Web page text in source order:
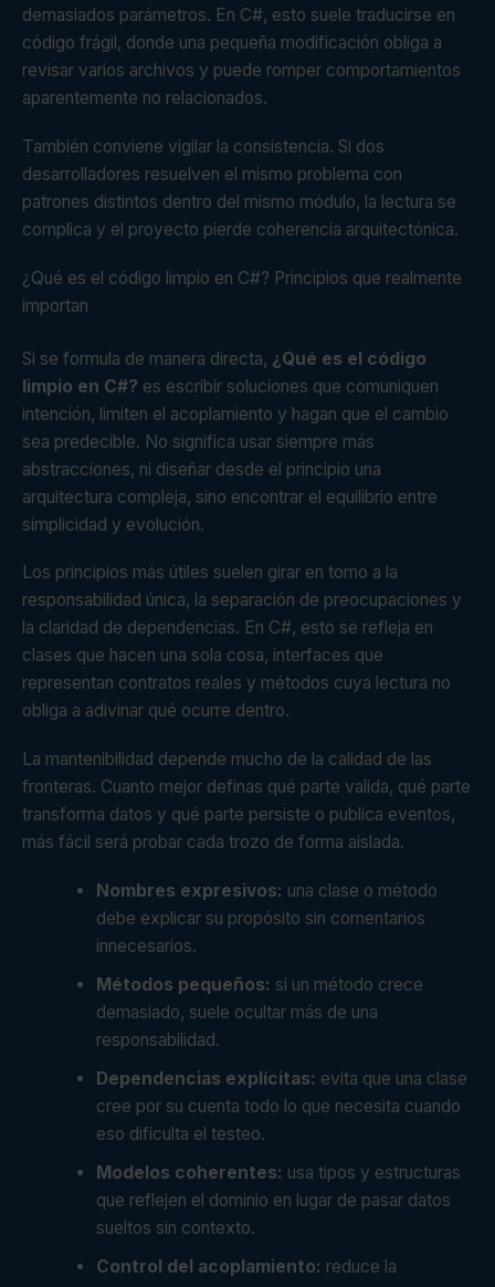
demasiados parámetros. En C#, esto suele traducirse en
código frágil, donde una pequeña modificación obliga a
revisar varios archivos y puede romper comportamientos
aparentemente no relacionados.
También conviene vigilar la consistencia. Si dos
desarrolladores resuelven el mismo problema con
patrones distintos dentro del mismo módulo, la lectura se
complica y el proyecto pierde coherencia arquitectónica.
¿Qué es el código limpio en C#? Principios que realmente
importan
Si se formula de manera directa, ¿Qué es el código
limpio en C#? es escribir soluciones que comuniquen
intención, limiten el acoplamiento y hagan que el cambio
sea predecible. No significa usar siempre más
abstracciones, ni diseñar desde el principio una
arquitectura compleja, sino encontrar el equilibrio entre
simplicidad y evolución.
Los principios más útiles suelen girar en torno a la
responsabilidad única, la separación de preocupaciones y
la claridad de dependencias. En C#, esto se refleja en
clases que hacen una sola cosa, interfaces que
representan contratos reales y métodos cuya lectura no
obliga a adivinar qué ocurre dentro.
La mantenibilidad depende mucho de la calidad de las
fronteras. Cuanto mejor definas qué parte valida, qué parte
transforma datos y qué parte persiste o publica eventos,
más fácil será probar cada trozo de forma aislada.
Nombres expresivos: una clase o método
debe explicar su propósito sin comentarios
innecesarios.
Métodos pequeños: si un método crece
demasiado, suele ocultar más de una
responsabilidad.
Dependencias explícitas: evita que una clase
cree por su cuenta todo lo que necesita cuando
eso dificulta el testeo.
Modelos coherentes: usa tipos y estructuras
que reflejen el dominio en lugar de pasar datos
sueltos sin contexto.
Control del acoplamiento: reduce la